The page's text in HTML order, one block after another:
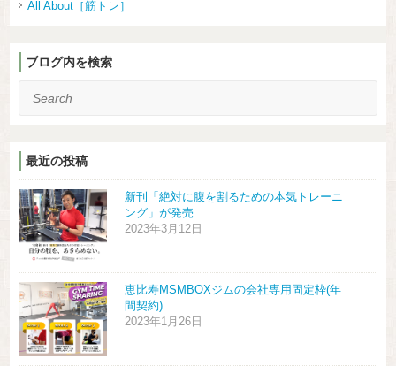
All About［筋トレ］
ブログ内を検索
Search
最近の投稿
新刊「絶対に腹を割るための本気トレーニ
ング」が発売
2023年3月12日
恵比寿MSMBOXジムの会社専用固定枠(年
間契約)
2023年1月26日